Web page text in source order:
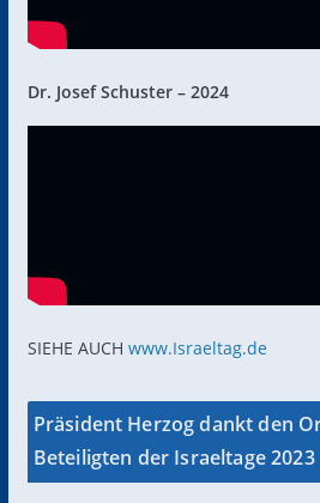
Dr. Josef Schuster – 2024
SIEHE AUCH www.Israeltag.de
Präsident Herzog dankt den
Beteiligten der Israeltage 2023